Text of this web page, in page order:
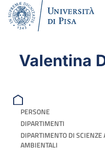
Valentina
PERSONE
DIPARTIMENTI
DIPARTIMENTO DI
AMBIENTALI